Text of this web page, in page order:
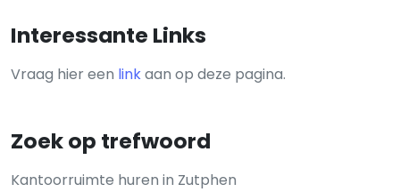
Interessante Links
Vraag hier een linkaan op deze pagina.
Zoek op trefwoord
Kantoorruimte huren in Zutphen